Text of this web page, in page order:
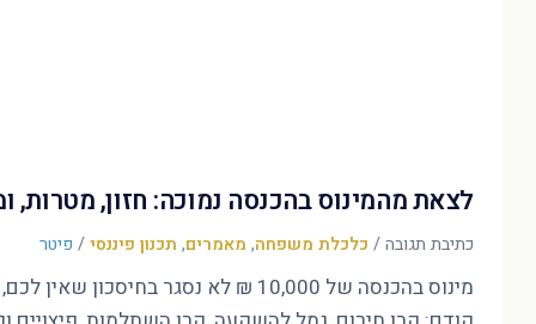
לצאת מהמינוס בהכנסה נמוכה: חזון,
כתיבת תגובה/ כלכלת משפחה, מאמרים, תכנון פיננסי/ פיטר